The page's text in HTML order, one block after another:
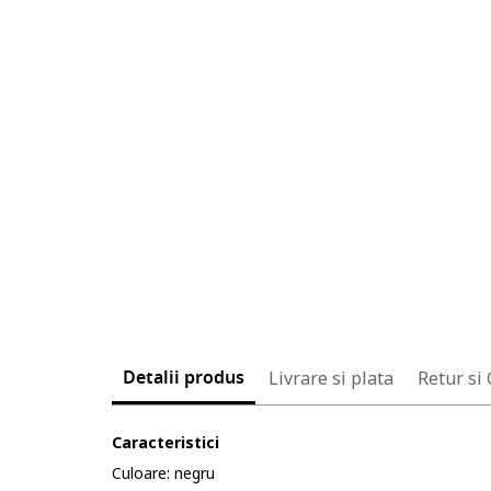
Detalii produs Livrare si plata Retur si
Caracteristici
Culoare: negru